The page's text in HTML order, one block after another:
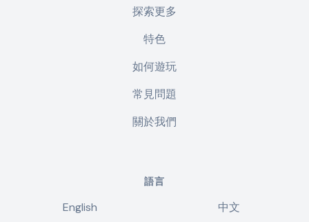
探索更多
特色
如何遊玩
常見問題
關於我們
語言
English 中文